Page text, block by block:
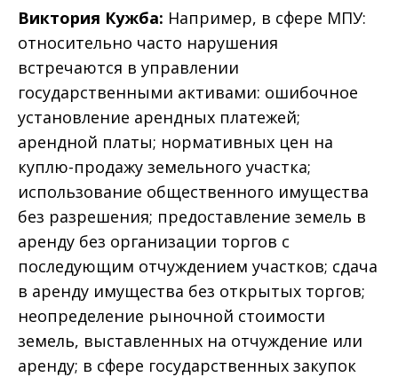
Виктория Кужба: Например, в сфере МПУ:
относительно часто нарушения
встречаются в управлении
государственными активами: ошибочное
установление арендных платежей;
арендной платы; нормативных цен на
куплю-продажу земельного участка;
использование общественного имущества
без разрешения; предоставление земель в
аренду без организации торгов с
последующим отчуждением участков; сдача
в аренду имущества без открытых торгов;
неопределение рыночной стоимости
земель, выставленных на отчуждение или
аренду; в сфере государственных закупок